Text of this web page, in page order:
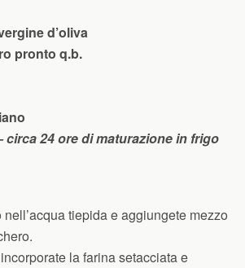
d’oliva
pronto q.b.
circa 24 ore di maturazione in frigo
tiepida e aggiungete mezzo
la farina setacciata e